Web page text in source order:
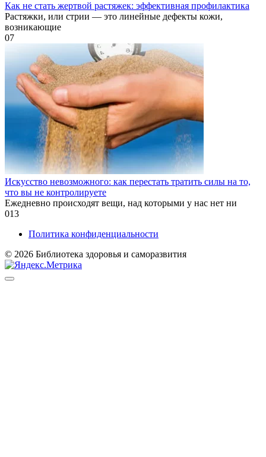
Как не стать жертвой растяжек: эффективная профилактика
Растяжки, или стрии — это линейные дефекты кожи,
возникающие
07
Искусство невозможного: как перестать тратить силы на то,
что вы не контролируете
Ежедневно происходят вещи, над которыми у нас нет ни
013
Политика конфиденциальности
© 2026 Библиотека здоровья и саморазвития